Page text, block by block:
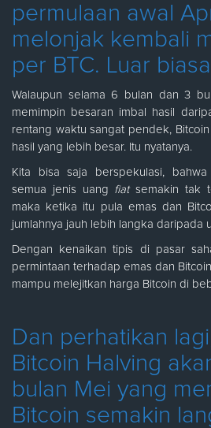
permulaan awal
melonjak kembali
per BTC. Luar
Walaupun selama 6 bulan dan 3
memimpin besaran imbal hasil
rentang waktu sangat pendek,
hasil yang lebih besar. Itu nyatanya.
Kita bisa saja berspekulasi,
semua jenis uang fiatsemakin tak
maka ketika itu pula emas dan
jumlahnya jauh lebih langka daripada
Dengan kenaikan tipis di pasar
permintaan terhadap emas dan
mampu melejitkan harga Bitcoin di
Dan perhatikan
Bitcoin Halving
bulan Mei yang
Bitcoin semakin